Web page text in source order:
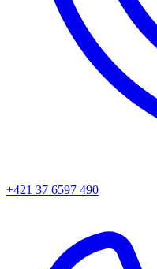
+421 37 6597 490